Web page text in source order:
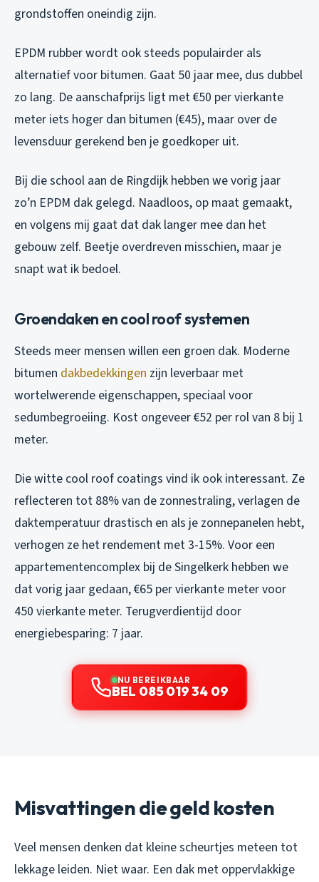
grondstoffen oneindig zijn.
EPDM rubber wordt ook steeds populairder als
alternatief voor bitumen. Gaat 50 jaar mee, dus dubbel
zo lang. De aanschafprijs ligt met €50 per vierkante
meter iets hoger dan bitumen (€45), maar over de
levensduur gerekend ben je goedkoper uit.
Bij die school aan de Ringdijk hebben we vorig jaar
zo’n EPDM dak gelegd. Naadloos, op maat gemaakt,
en volgens mij gaat dat dak langer mee dan het
gebouw zelf. Beetje overdreven misschien, maar je
snapt wat ik bedoel.
Groendaken en cool roof systemen
Steeds meer mensen willen een groen dak. Moderne
bitumen dakbedekkingen zijn leverbaar met
wortelwerende eigenschappen, speciaal voor
sedumbegroeiing. Kost ongeveer €52 per rol van 8 bij 1
meter.
Die witte cool roof coatings vind ik ook interessant. Ze
reflecteren tot 88% van de zonnestraling, verlagen de
daktemperatuur drastisch en als je zonnepanelen hebt,
verhogen ze het rendement met 3-15%. Voor een
appartementencomplex bij de Singelkerk hebben we
dat vorig jaar gedaan, €65 per vierkante meter voor
450 vierkante meter. Terugverdientijd door
energiebesparing: 7 jaar.
NU BEREIKBAAR
BEL 085 019 34 09
Misvattingen die geld kosten
Veel mensen denken dat kleine scheurtjes meteen tot
lekkage leiden. Niet waar. Een dak met oppervlakkige